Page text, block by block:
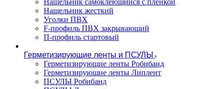
Нащельник самоклеющийся с пленкой
Нащельник жесткий
Уголки ПВХ
F-профиль ПВХ закрывающий
П-профиль стартовый
Герметизирующие ленты и ПСУЛЫ
Герметизирующие ленты Робибанд
Герметизирующие ленты Липлент
ПСУЛЫ Робибанд